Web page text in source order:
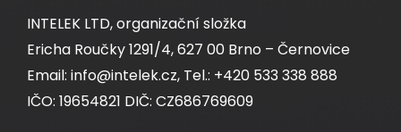
INTELEK LTD, organizační složka
Ericha Roučky 1291/4, 627 00 Brno – Černovice
Email: info@intelek.cz, Tel.: +420 533 338 888
IČO: 19654821 DIČ: CZ686769609